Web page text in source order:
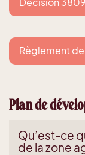
Règlement
Plan de
Qu’est-ce
de la zone